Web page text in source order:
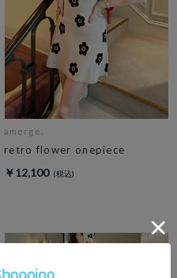
amerge.
retro flower onepiece
￥12,100